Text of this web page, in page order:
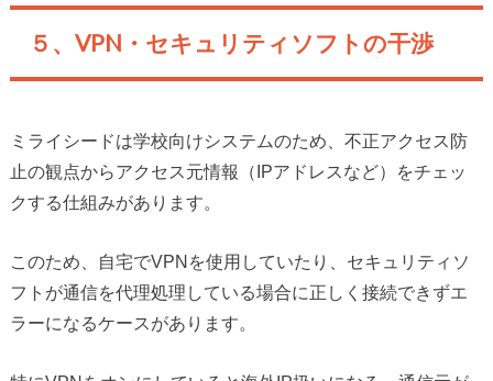
５、VPN・セキュリティソフトの干渉
ミライシードは学校向けシステムのため、不正アクセス防
止の観点からアクセス元情報（IPアドレスなど）をチェッ
クする仕組みがあります。
このため、自宅でVPNを使用していたり、セキュリティソ
フトが通信を代理処理している場合に正しく接続できずエ
ラーになるケースがあります。